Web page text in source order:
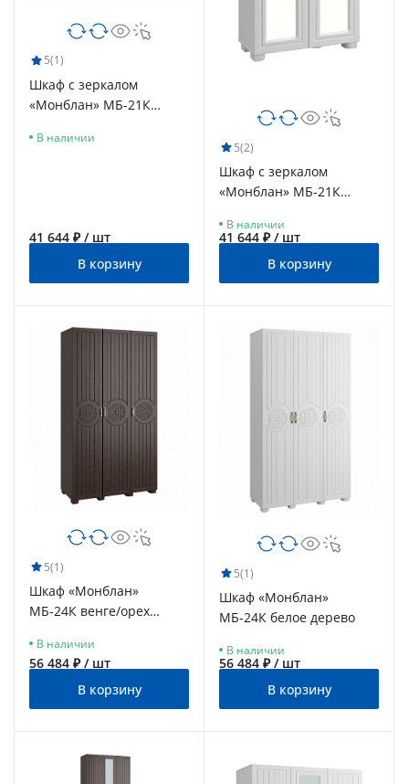
5(1)
Шкаф с зеркалом
«Монблан» МБ-21К
В наличии
41 644 ₽ / шт
В корзину
5(2)
Шкаф с зеркалом
«Монблан» МБ-21К
В наличии
41 644 ₽ / шт
В корзину
5(1)
Шкаф «Монблан»
МБ-24К венге/орех
В наличии
56 484 ₽ / шт
В корзину
5(1)
Шкаф «Монблан»
МБ-24К белое дерево
В наличии
56 484 ₽ / шт
В корзину